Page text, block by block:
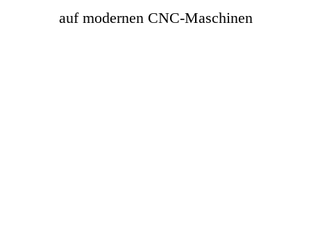
auf modernen CNC-Maschinen